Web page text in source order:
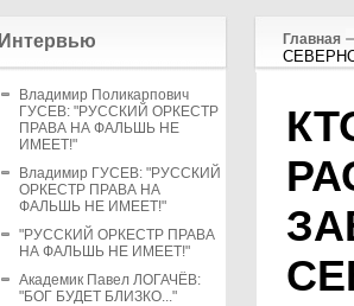
Интервью
Владимир Поликарпович
ГУСЕВ: "РУССКИЙ ОРКЕСТР
ПРАВА НА ФАЛЬШЬ НЕ
ИМЕЕТ!"
Владимир ГУСЕВ: "РУССКИЙ
ОРКЕСТР ПРАВА НА
ФАЛЬШЬ НЕ ИМЕЕТ!"
"РУССКИЙ ОРКЕСТР ПРАВА
НА ФАЛЬШЬ НЕ ИМЕЕТ!"
Академик Павел ЛОГАЧЁВ:
"БОГ БУДЕТ БЛИЗКО..."
Главная